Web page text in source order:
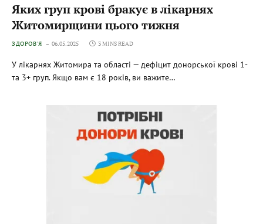
Яких груп крові бракує в лікарнях
Житомирщини цього тижня
ЗДОРОВ'Я 06.05.2025 3 MINS READ
У лікарнях Житомира та області — дефіцит донорської крові 1-
та 3+ груп. Якщо вам є 18 років, ви важите…